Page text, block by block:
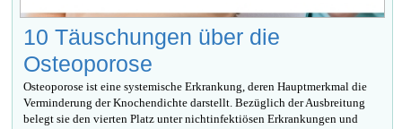
10 Täuschungen über die
Osteoporose
Osteoporose ist eine systemische Erkrankung, deren Hauptmerkmal die
Verminderung der Knochendichte darstellt. Bezüglich der Ausbreitung
belegt sie den vierten Platz unter nichtinfektiösen Erkrankungen und